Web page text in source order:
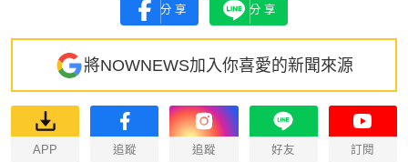
分享 分享
將NOWNEWS加入你喜愛的新聞來源
APP 追蹤 追蹤 好友 訂閱